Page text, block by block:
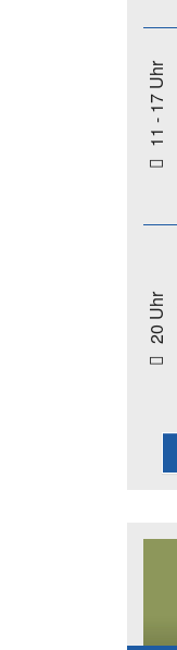
11 - 17 Uhr
20 Uhr